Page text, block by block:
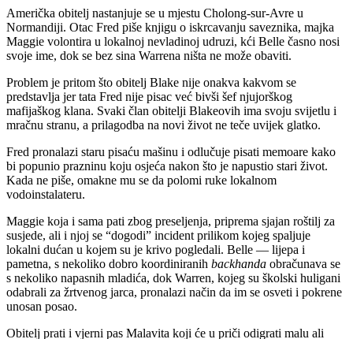
Američka obitelj nastanjuje se u mjestu Cholong-sur-Avre u
Normandiji. Otac Fred piše knjigu o iskrcavanju saveznika, majka
Maggie volontira u lokalnoj nevladinoj udruzi, kći Belle časno nosi
svoje ime, dok se bez sina Warrena ništa ne može obaviti.
Problem je pritom što obitelj Blake nije onakva kakvom se
predstavlja jer tata Fred nije pisac već bivši šef njujorškog
mafijaškog klana. Svaki član obitelji Blakeovih ima svoju svijetlu i
mračnu stranu, a prilagodba na novi život ne teče uvijek glatko.
Fred pronalazi staru pisaću mašinu i odlučuje pisati memoare kako
bi popunio prazninu koju osjeća nakon što je napustio stari život.
Kada ne piše, omakne mu se da polomi ruke lokalnom
vodoinstalateru.
Maggie koja i sama pati zbog preseljenja, priprema sjajan roštilj za
susjede, ali i njoj se “dogodi” incident prilikom kojeg spaljuje
lokalni dućan u kojem su je krivo pogledali. Belle — lijepa i
pametna, s nekoliko dobro koordiniranih backhanda obračunava se
s nekoliko napasnih mladića, dok Warren, kojeg su školski huligani
odabrali za žrtvenog jarca, pronalazi način da im se osveti i pokrene
unosan posao.
Obitelj prati i vjerni pas Malavita koji će u priči odigrati malu ali